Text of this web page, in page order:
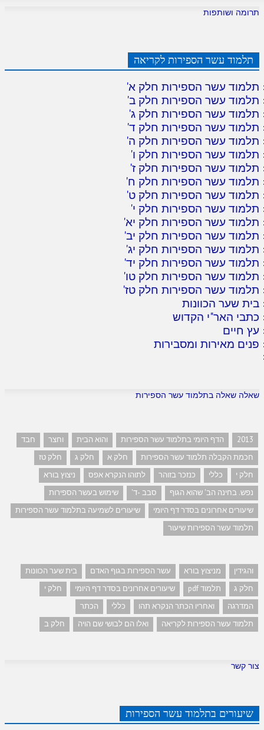
תרומה ושותפות
תלמוד עשר הספירות לקריאה
תלמוד עשר הספירות חלק א'
תלמוד עשר הספירות חלק ב'
תלמוד עשר הספירות חלק ג'
תלמוד עשר הספירות חלק ד'
תלמוד עשר הספירות חלק ה'
תלמוד עשר הספירות חלק ו'
תלמוד עשר הספירות חלק ז'
תלמוד עשר הספירות חלק ח'
תלמוד עשר הספירות חלק ט'
תלמוד עשר הספירות חלק י'
תלמוד עשר הספירות חלק יא'
תלמוד עשר הספירות חלק יב'
תלמוד עשר הספירות חלק יג'
תלמוד עשר הספירות חלק יד'
תלמוד עשר הספירות חלק טו'
תלמוד עשר הספירות חלק טז'
בית שער הכוונות
כתבי האר"י הקדוש
עץ חיים
פנים מאירות ומסבירות
שאלה שאלה בתלמוד עשר הספירות
2013 הדף היומי בתלמוד עשר הספירות והוא הבית וחצר
חבד
חכמת הקבלה תלמוד עשר הספירות
חלק א חלק ג
חלק טז
חלק י
כללי כנזכר בזוהר לתוהו הנקרא אפס
ניצוץ בורא
נפש. בחינה הב' שהוא הגוף
סבב -ד'
שימוש בעשר הספירות
שיעורים אחרונים בסדר דף היומי
שיעורים לשמיעה בתלמוד עשר הספירות
תלמוד עשר הספירות שיעור
והגידין מניצוץ בורא עשר הספירות בגוף האדם
בית שער הכוונות
חלק ג
תלמוד pdf שיעורים אחרונים בסדר דף היומי
חלק י
המדרגה
ואחריו הכתר הנקרא תהו כללי
הכתר
תלמוד עשר הספירות לקריאה
ואלו הם לבושי שם הויה חלק ב
צור קשר
שיעורים בתלמוד עשר הספירות